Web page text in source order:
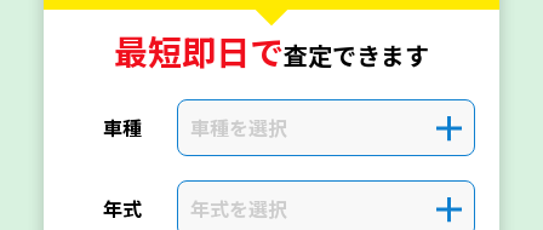
最短即日で査定できます
車種 車種を選択 ＋
年式 年式を選択 ＋